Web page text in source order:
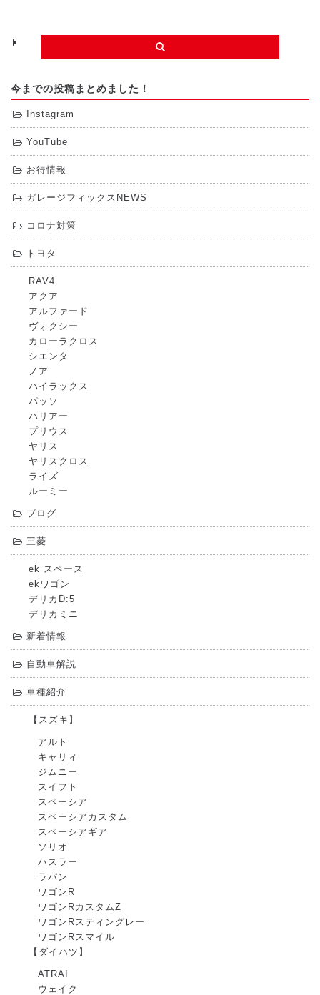
今までの投稿まとめました！
Instagram
YouTube
お得情報
ガレージフィックスNEWS
コロナ対策
トヨタ
RAV4
アクア
アルファード
ヴォクシー
カローラクロス
シエンタ
ノア
ハイラックス
パッソ
ハリアー
プリウス
ヤリス
ヤリスクロス
ライズ
ルーミー
ブログ
三菱
ek スペース
ekワゴン
デリカD:5
デリカミニ
新着情報
自動車解説
車種紹介
【スズキ】
アルト
キャリィ
ジムニー
スイフト
スペーシア
スペーシアカスタム
スペーシアギア
ソリオ
ハスラー
ラパン
ワゴンR
ワゴンRカスタムZ
ワゴンRスティングレー
ワゴンRスマイル
【ダイハツ】
ATRAI
ウェイク